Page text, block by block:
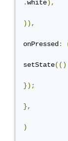
.white),
)),
onPressed:
setState(()
});
},
)